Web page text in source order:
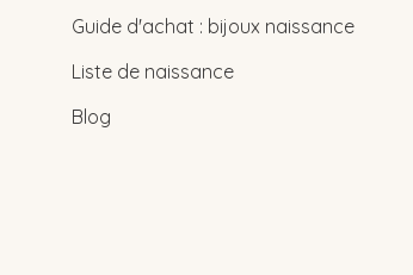
Guide d'achat : bijoux naissance
Liste de naissance
Blog